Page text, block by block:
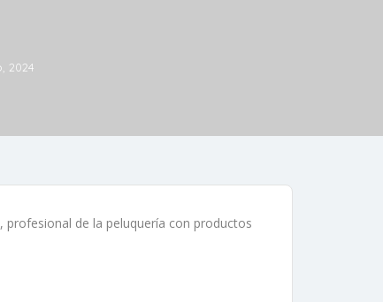
2024
profesional de la peluquería con productos